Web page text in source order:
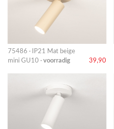
75486 · IP21 Mat beige
mini GU10 · voorradig 39,90